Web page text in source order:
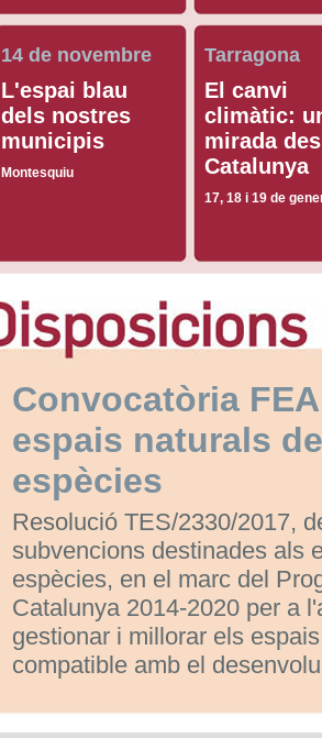
14 de novembre
L'espai blau
dels nostres
municipis
Montesquiu
Tarragona
El canvi
climàtic:
mirada
Catalunya
17, 18 i 19 de
Convocatòria
espais naturals
espècies
Resolució TES/2330/2017,
subvencions destinades als
espècies, en el marc del
Catalunya 2014-2020 per a
gestionar i millorar els
compatible amb el